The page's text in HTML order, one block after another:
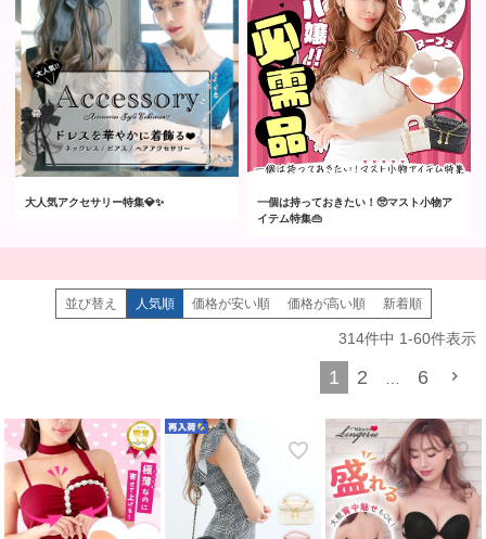
大人気アクセサリー特集💎✨
一個は持っておきたい！🥺マスト小物ア
イテム特集👜
並び替え 人気順 価格が安い順 価格が高い順 新着順
314件中 1-60件表示
1 2 6